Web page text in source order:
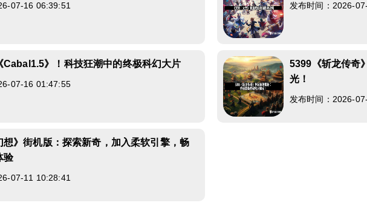
07-16 06:39:51 发布时间：2026-
Cabal1.5》！科技狂潮中的终极科幻大片
07-16 01:47:55
5399《斩龙传奇
光！
发布时间：2026-
想》街机版：探索新奇，加入柔软引擎，畅
验
07-11 10:28:41